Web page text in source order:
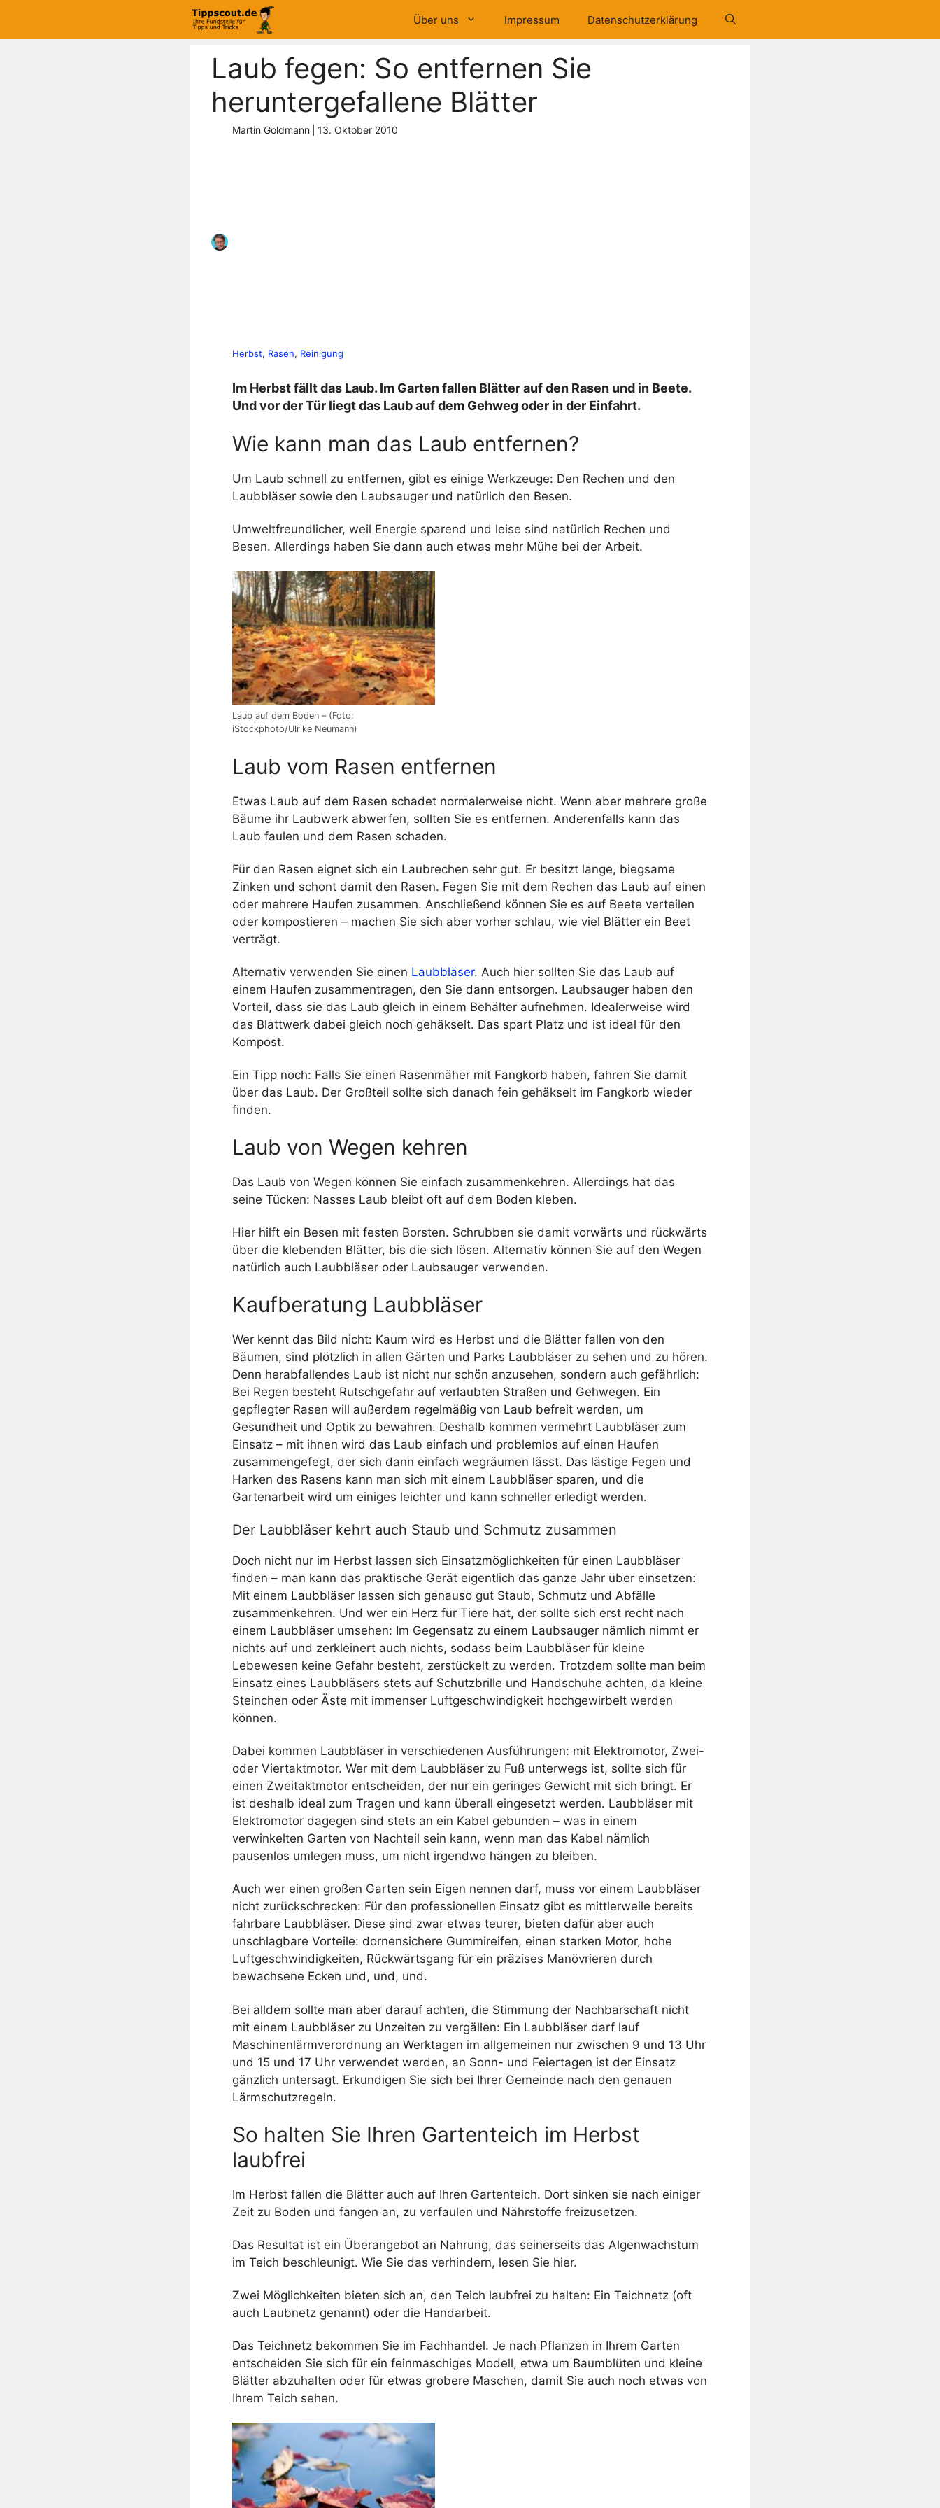
springen
Über uns Impressum Datenschutzerklärung
Laub fegen: So entfernen Sie
heruntergefallene Blätter
Martin Goldmann 13. Oktober 2010
Herbst, Rasen, Reinigung
Im Herbst fällt das Laub. Im Garten fallen Blätter auf den Rasen und in Beete.
Und vor der Tür liegt das Laub auf dem Gehweg oder in der Einfahrt.
Wie kann man das Laub entfernen?
Um Laub schnell zu entfernen, gibt es einige Werkzeuge: Den Rechen und den
Laubbläser sowie den Laubsauger und natürlich den Besen.
Umweltfreundlicher, weil Energie sparend und leise sind natürlich Rechen und
Besen. Allerdings haben Sie dann auch etwas mehr Mühe bei der Arbeit.
Laub auf dem Boden – (Foto:
iStockphoto/Ulrike Neumann)
Laub vom Rasen entfernen
Etwas Laub auf dem Rasen schadet normalerweise nicht. Wenn aber mehrere große
Bäume ihr Laubwerk abwerfen, sollten Sie es entfernen. Anderenfalls kann das
Laub faulen und dem Rasen schaden.
Für den Rasen eignet sich ein Laubrechen sehr gut. Er besitzt lange, biegsame
Zinken und schont damit den Rasen. Fegen Sie mit dem Rechen das Laub auf einen
oder mehrere Haufen zusammen. Anschließend können Sie es auf Beete verteilen
oder kompostieren – machen Sie sich aber vorher schlau, wie viel Blätter ein Beet
verträgt.
Alternativ verwenden Sie einen Laubbläser. Auch hier sollten Sie das Laub auf
einem Haufen zusammentragen, den Sie dann entsorgen. Laubsauger haben den
Vorteil, dass sie das Laub gleich in einem Behälter aufnehmen. Idealerweise wird
das Blattwerk dabei gleich noch gehäkselt. Das spart Platz und ist ideal für den
Kompost.
Ein Tipp noch: Falls Sie einen Rasenmäher mit Fangkorb haben, fahren Sie damit
über das Laub. Der Großteil sollte sich danach fein gehäkselt im Fangkorb wieder
finden.
Laub von Wegen kehren
Das Laub von Wegen können Sie einfach zusammenkehren. Allerdings hat das
seine Tücken: Nasses Laub bleibt oft auf dem Boden kleben.
Hier hilft ein Besen mit festen Borsten. Schrubben sie damit vorwärts und rückwärts
über die klebenden Blätter, bis die sich lösen. Alternativ können Sie auf den Wegen
natürlich auch Laubbläser oder Laubsauger verwenden.
Kaufberatung Laubbläser
Wer kennt das Bild nicht: Kaum wird es Herbst und die Blätter fallen von den
Bäumen, sind plötzlich in allen Gärten und Parks Laubbläser zu sehen und zu hören.
Denn herabfallendes Laub ist nicht nur schön anzusehen, sondern auch gefährlich:
Bei Regen besteht Rutschgefahr auf verlaubten Straßen und Gehwegen. Ein
gepflegter Rasen will außerdem regelmäßig von Laub befreit werden, um
Gesundheit und Optik zu bewahren. Deshalb kommen vermehrt Laubbläser zum
Einsatz – mit ihnen wird das Laub einfach und problemlos auf einen Haufen
zusammengefegt, der sich dann einfach wegräumen lässt. Das lästige Fegen und
Harken des Rasens kann man sich mit einem Laubbläser sparen, und die
Gartenarbeit wird um einiges leichter und kann schneller erledigt werden.
Der Laubbläser kehrt auch Staub und Schmutz zusammen
Doch nicht nur im Herbst lassen sich Einsatzmöglichkeiten für einen Laubbläser
finden – man kann das praktische Gerät eigentlich das ganze Jahr über einsetzen:
Mit einem Laubbläser lassen sich genauso gut Staub, Schmutz und Abfälle
zusammenkehren. Und wer ein Herz für Tiere hat, der sollte sich erst recht nach
einem Laubbläser umsehen: Im Gegensatz zu einem Laubsauger nämlich nimmt er
nichts auf und zerkleinert auch nichts, sodass beim Laubbläser für kleine
Lebewesen keine Gefahr besteht, zerstückelt zu werden. Trotzdem sollte man beim
Einsatz eines Laubbläsers stets auf Schutzbrille und Handschuhe achten, da kleine
Steinchen oder Äste mit immenser Luftgeschwindigkeit hochgewirbelt werden
können.
Dabei kommen Laubbläser in verschiedenen Ausführungen: mit Elektromotor, Zwei-
oder Viertaktmotor. Wer mit dem Laubbläser zu Fuß unterwegs ist, sollte sich für
einen Zweitaktmotor entscheiden, der nur ein geringes Gewicht mit sich bringt. Er
ist deshalb ideal zum Tragen und kann überall eingesetzt werden. Laubbläser mit
Elektromotor dagegen sind stets an ein Kabel gebunden – was in einem
verwinkelten Garten von Nachteil sein kann, wenn man das Kabel nämlich
pausenlos umlegen muss, um nicht irgendwo hängen zu bleiben.
Auch wer einen großen Garten sein Eigen nennen darf, muss vor einem Laubbläser
nicht zurückschrecken: Für den professionellen Einsatz gibt es mittlerweile bereits
fahrbare Laubbläser. Diese sind zwar etwas teurer, bieten dafür aber auch
unschlagbare Vorteile: dornensichere Gummireifen, einen starken Motor, hohe
Luftgeschwindigkeiten, Rückwärtsgang für ein präzises Manövrieren durch
bewachsene Ecken und, und, und.
Bei alldem sollte man aber darauf achten, die Stimmung der Nachbarschaft nicht
mit einem Laubbläser zu Unzeiten zu vergällen: Ein Laubbläser darf lauf
Maschinenlärmverordnung an Werktagen im allgemeinen nur zwischen 9 und 13 Uhr
und 15 und 17 Uhr verwendet werden, an Sonn- und Feiertagen ist der Einsatz
gänzlich untersagt. Erkundigen Sie sich bei Ihrer Gemeinde nach den genauen
Lärmschutzregeln.
So halten Sie Ihren Gartenteich im Herbst
laubfrei
Im Herbst fallen die Blätter auch auf Ihren Gartenteich. Dort sinken sie nach einiger
Zeit zu Boden und fangen an, zu verfaulen und Nährstoffe freizusetzen.
Das Resultat ist ein Überangebot an Nahrung, das seinerseits das Algenwachstum
im Teich beschleunigt. Wie Sie das verhindern, lesen Sie hier.
Zwei Möglichkeiten bieten sich an, den Teich laubfrei zu halten: Ein Teichnetz (oft
auch Laubnetz genannt) oder die Handarbeit.
Das Teichnetz bekommen Sie im Fachhandel. Je nach Pflanzen in Ihrem Garten
entscheiden Sie sich für ein feinmaschiges Modell, etwa um Baumblüten und kleine
Blätter abzuhalten oder für etwas grobere Maschen, damit Sie auch noch etwas von
Ihrem Teich sehen.